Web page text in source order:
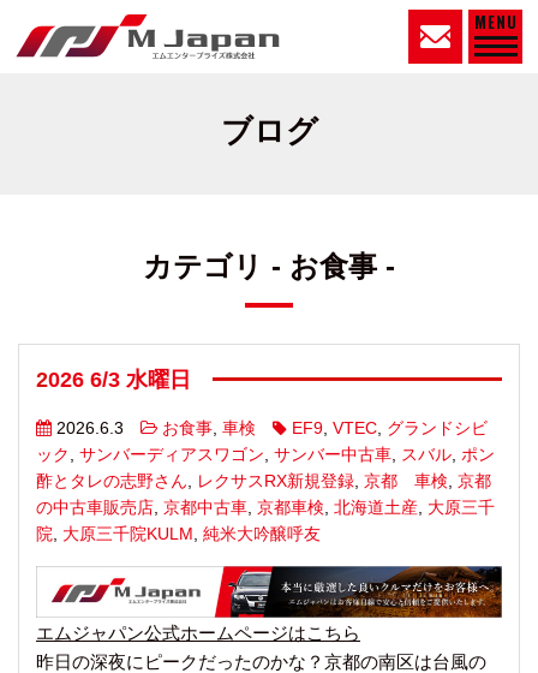
MENU
ブログ
カテゴリ - お食事 -
2026 6/3 水曜日
2026.6.3 お食事, 車検 EF9, VTEC, グランドシビ
ック , サンバーディアスワゴン, サンバー中古車, スバル, ポン
酢とタレの志野さん, レクサスRX新規登録, 京都 車検, 京都
の中古車販売店, 京都中古車, 京都車検, 北海道土産, 大原三千
院, 大原三千院KULM , 純米大吟醸呼友
エムジャパン公式ホームページはこちら
昨日の深夜にピークだったのかな？京都の南区は台風の